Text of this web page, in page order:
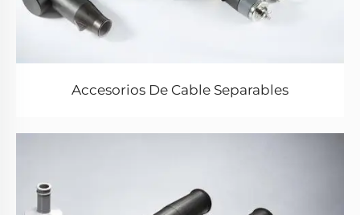
Accesorios De Cable Separables